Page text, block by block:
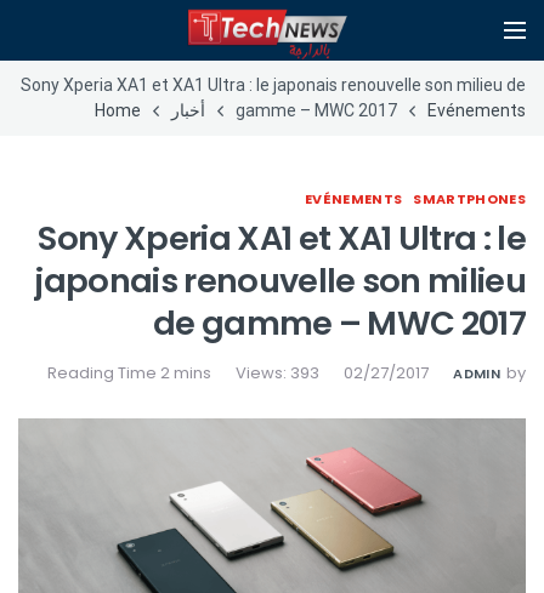
Sony Xperia XA1 et XA1 Ultra : le japonais renouvelle son milieu de
gamme – MWC 2017
Evénements أخبار Home
EVÉNEMENTS SMARTPHONES
Sony Xperia XA1 et XA1 Ultra : le
japonais renouvelle son milieu
de gamme – MWC 2017
by
ADMIN
02/27/2017
Views: 393